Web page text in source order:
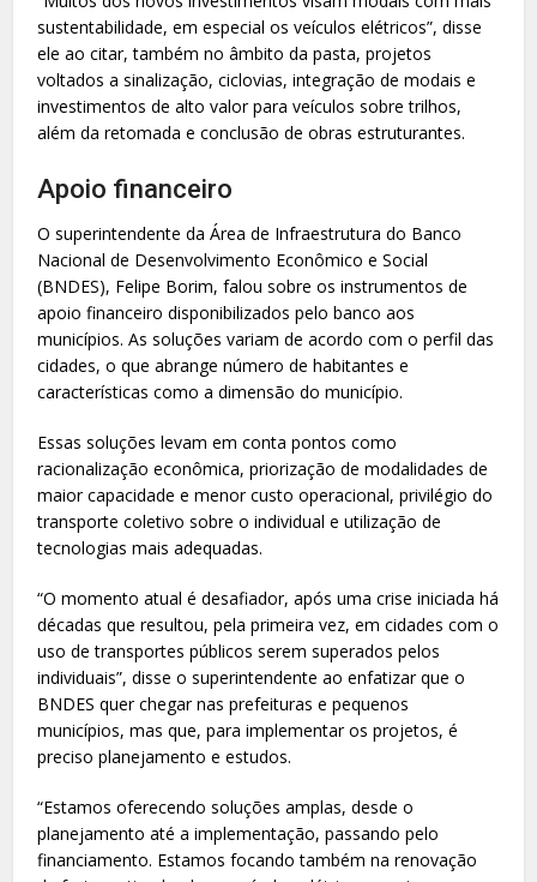
sustentabilidade, em especial os veículos elétricos”, disse
ele ao citar, também no âmbito da pasta, projetos
voltados a sinalização, ciclovias, integração de modais e
investimentos de alto valor para veículos sobre trilhos,
além da retomada e conclusão de obras estruturantes.
Apoio financeiro
O superintendente da Área de Infraestrutura do Banco
Nacional de Desenvolvimento Econômico e Social
(BNDES), Felipe Borim, falou sobre os instrumentos de
apoio financeiro disponibilizados pelo banco aos
municípios. As soluções variam de acordo com o perfil das
cidades, o que abrange número de habitantes e
características como a dimensão do município.
Essas soluções levam em conta pontos como
racionalização econômica, priorização de modalidades de
maior capacidade e menor custo operacional, privilégio do
transporte coletivo sobre o individual e utilização de
tecnologias mais adequadas.
“O momento atual é desafiador, após uma crise iniciada há
décadas que resultou, pela primeira vez, em cidades com o
uso de transportes públicos serem superados pelos
individuais”, disse o superintendente ao enfatizar que o
BNDES quer chegar nas prefeituras e pequenos
municípios, mas que, para implementar os projetos, é
preciso planejamento e estudos.
“Estamos oferecendo soluções amplas, desde o
planejamento até a implementação, passando pelo
financiamento. Estamos focando também na renovação